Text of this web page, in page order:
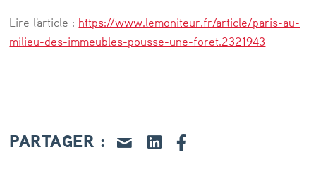
s
:
i
Lire l'article : https://www.lemoniteur.fr/article/paris-au-
milieu-des-immeubles-pousse-une-foret.2321943
PARTAGER :